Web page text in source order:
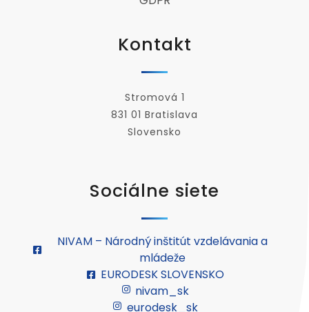
Kontakt
Stromová 1
831 01 Bratislava
Slovensko
Sociálne siete
NIVAM – Národný inštitút vzdelávania a
mládeže
EURODESK SLOVENSKO
nivam_sk
eurodesk_sk